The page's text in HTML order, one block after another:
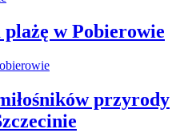
w Pobierowie
przyrody